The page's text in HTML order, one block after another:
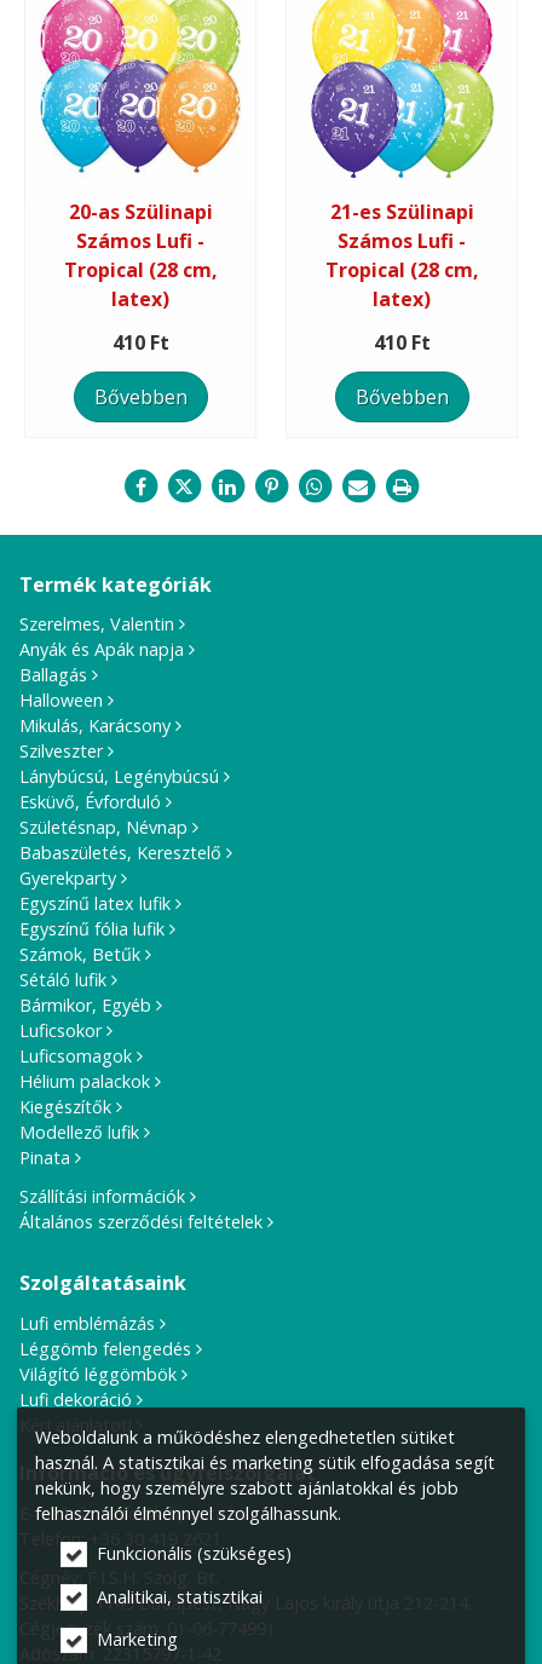
20-as Szülinapi
Számos Lufi -
Tropical (28 cm,
latex)
410 Ft
Bővebben
21-es Szülinapi
Számos Lufi -
Tropical (28 cm,
latex)
410 Ft
Bővebben
Termék kategóriák
Szerelmes, Valentin
Anyák és Apák napja
Ballagás
Halloween
Mikulás, Karácsony
Szilveszter
Lánybúcsú, Legénybúcsú
Esküvő, Évforduló
Születésnap, Névnap
Babaszületés, Keresztelő
Gyerekparty
Egyszínű latex lufik
Egyszínű fólia lufik
Számok, Betűk
Sétáló lufik
Bármikor, Egyéb
Luficsokor
Luficsomagok
Hélium palackok
Kiegészítők
Modellező lufik
Pinata
Szállítási információk
Általános szerződési feltételek
Szolgáltatásaink
Lufi emblémázás
Léggömb felengedés
Világító léggömbök
Lufi dekoráció
Kérj ajánlatot!
Információ és ügyfélszolgálat
E-mail cím:info@lufiposta.hu
Telefon:+36 30 419 2621
Cégnév: F.I.S.H. Szolg. Bt.
Székhely: 1149 Budapest, Nagy Lajos király útja 212-214.
Cégjegyzék szám: 01-06-774991
Adószám: 22315797-1-42
Weboldalunk a működéshez elengedhetetlen sütiket
használ. A statisztikai és marketing sütik elfogadása segít
nekünk, hogy személyre szabott ajánlatokkal és jobb
felhasználói élménnyel szolgálhassunk.
Funkcionális (szükséges)
Analitikai, statisztikai
Marketing